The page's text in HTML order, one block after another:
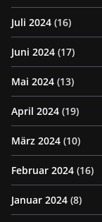
Juli 2024 (16)
Juni 2024 (17)
Mai 2024 (13)
April 2024 (19)
März 2024 (10)
Februar 2024 (16)
Januar 2024 (8)